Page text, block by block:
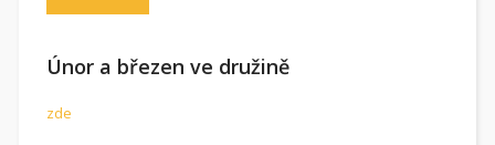
Únor a březen ve družině
zde